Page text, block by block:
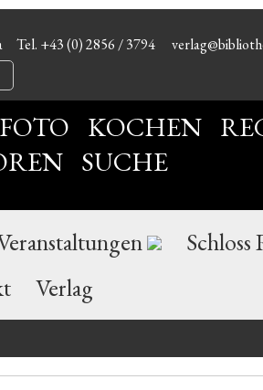
Tel. +43 (0) 2856 / 3794
FOTO KOCHEN
SUCHE
Schloss
Verlag